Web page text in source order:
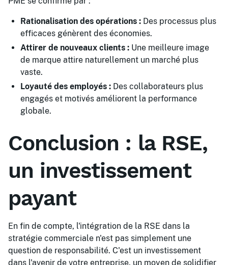
Rationalisation des opérations : Des processus plus
efficaces génèrent des économies.
Attirer de nouveaux clients : Une meilleure image
de marque attire naturellement un marché plus
vaste.
Loyauté des employés : Des collaborateurs plus
engagés et motivés améliorent la performance
globale.
Conclusion : la RSE,
un investissement
payant
En fin de compte, l'intégration de la RSE dans la
stratégie commerciale n'est pas simplement une
question de responsabilité. C'est un investissement
dans l'avenir de votre entreprise, un moyen de solidifier